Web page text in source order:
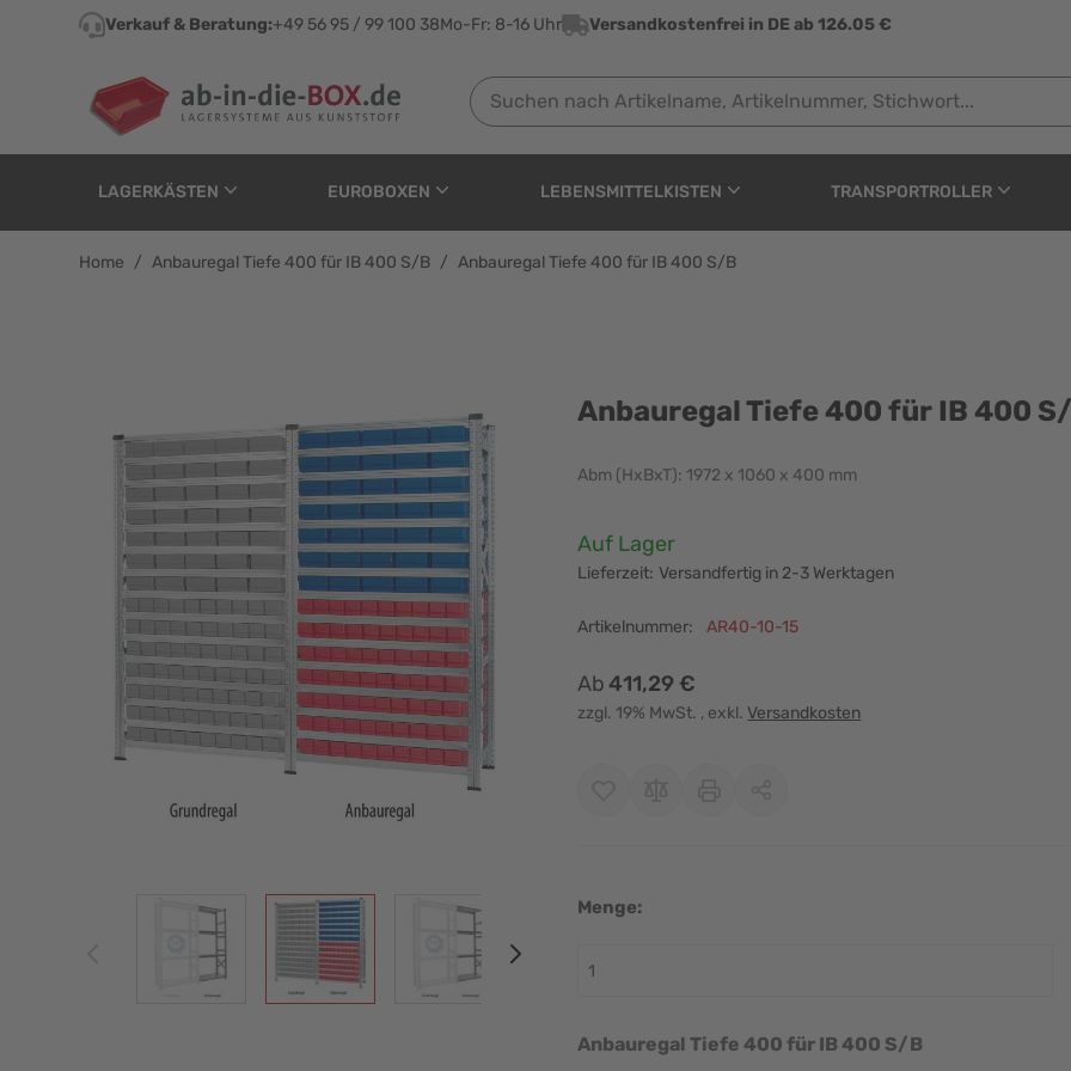
Direkt zum Inhalt
Verkauf & Beratung:+49 56 95 / 99 100 38Mo-Fr: 8-16 Uhr Versandkostenfrei in DE ab 126.05 €
Suchen nach Artikelname, Artikelnummer, Stichwort...
LAGERKÄSTEN EUROBOXEN LEBENSMITTELKISTEN TRANSPORTROLLER
Home / Anbauregal Tiefe 400 für IB 400 S/B / Anbauregal Tiefe 400 für IB 400 S/B
Anbauregal Tiefe 400 für IB 400 S/B
View larger imageView larger image View larger imageView larger image
Anbauregal Tiefe 400 für IB 400
Abm (HxBxT): 1972 x 1060 x 400 mm
Verfügbarkeit:
Auf Lager
Lieferzeit: Versandfertig in 2-3 Werktagen
Artikelnummer: AR40-10-15
Ab411,29 €
zzgl. 19% MwSt. , exkl. Versandkosten
Menge:
Anbauregal Tiefe 400 für IB 400 S/B